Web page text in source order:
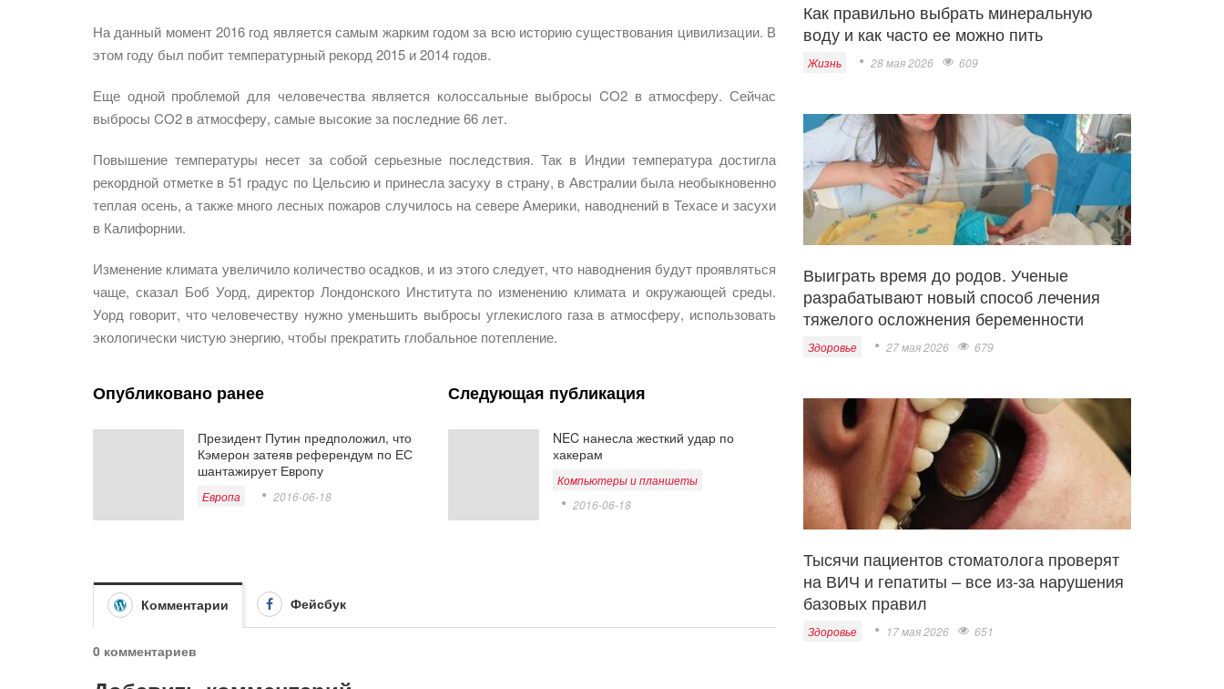
На данный момент 2016 год является самым жарким годом за всю историю существования цивилизации. В
этом году был побит температурный рекорд 2015 и 2014 годов.
Еще одной проблемой для человечества является колоссальные выбросы CO2 в атмосферу. Сейчас
выбросы CO2 в атмосферу, самые высокие за последние 66 лет.
Повышение температуры несет за собой серьезные последствия. Так в Индии температура достигла
рекордной отметке в 51 градус по Цельсию и принесла засуху в страну, в Австралии была необыкновенно
теплая осень, а также много лесных пожаров случилось на севере Америки, наводнений в Техасе и засухи
в Калифорнии.
Изменение климата увеличило количество осадков, и из этого следует, что наводнения будут проявляться
чаще, сказал Боб Уорд, директор Лондонского Института по изменению климата и окружающей среды.
Уорд говорит, что человечеству нужно уменьшить выбросы углекислого газа в атмосферу, использовать
экологически чистую энергию, чтобы прекратить глобальное потепление.
Опубликовано ранее
Президент Путин предположил, что
Кэмерон затеяв референдум по ЕС
шантажирует Европу
Европа 2016-06-18
Следующая публикация
NEC нанесла жесткий удар по
хакерам
Компьютеры и планшеты
2016-06-18
Комментарии Фейсбук
0 комментариев
Как правильно выбрать минеральную
воду и как часто ее можно пить
Жизнь 28 мая 2026 609
Выиграть время до родов. Ученые
разрабатывают новый способ лечения
тяжелого осложнения беременности
Здоровье 27 мая 2026 679
Тысячи пациентов стоматолога проверят
на ВИЧ и гепатиты – все из-за нарушения
базовых правил
Здоровье 17 мая 2026 651